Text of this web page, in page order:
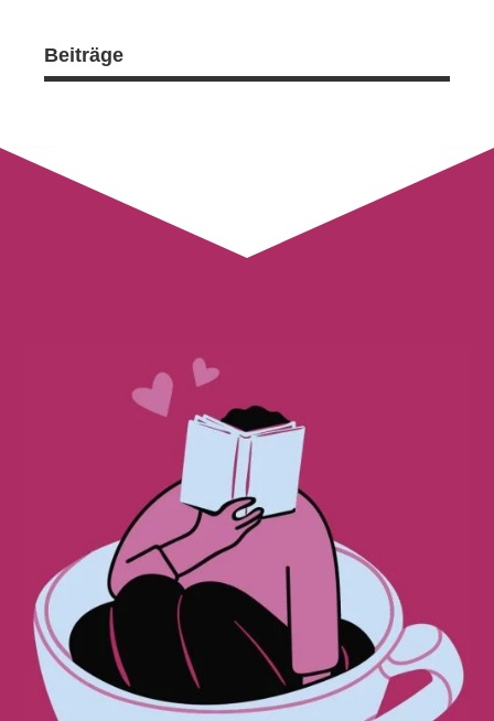
Beiträge